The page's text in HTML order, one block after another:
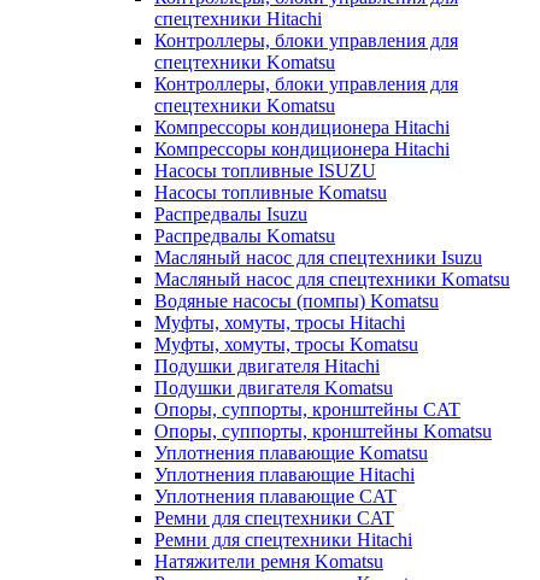
спецтехники Hitachi
Контроллеры, блоки управления для
спецтехники Komatsu
Контроллеры, блоки управления для
спецтехники Komatsu
Компрессоры кондиционера Hitachi
Компрессоры кондиционера Hitachi
Насосы топливные ISUZU
Насосы топливные Komatsu
Распредвалы Isuzu
Распредвалы Komatsu
Масляный насос для спецтехники Isuzu
Масляный насос для спецтехники Komatsu
Водяные насосы (помпы) Komatsu
Муфты, хомуты, тросы Hitachi
Муфты, хомуты, тросы Komatsu
Подушки двигателя Hitachi
Подушки двигателя Komatsu
Опоры, суппорты, кронштейны CAT
Опоры, суппорты, кронштейны Komatsu
Уплотнения плавающие Komatsu
Уплотнения плавающие Hitachi
Уплотнения плавающие CAT
Ремни для спецтехники CAT
Ремни для спецтехники Hitachi
Натяжители ремня Komatsu